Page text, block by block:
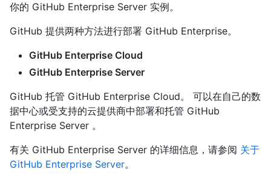
你的 GitHub Enterprise Server 实例。
GitHub 提供两种方法进行部署 GitHub Enterprise。
GitHub Enterprise Cloud
GitHub Enterprise Server
GitHub 托管 GitHub Enterprise Cloud。 可以在自己的数
据中心或受支持的云提供商中部署和托管 GitHub
Enterprise Server 。
有关 GitHub Enterprise Server 的详细信息，请参阅 关于
GitHub Enterprise Server。